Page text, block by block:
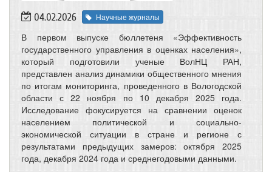
04.02.2026 Научные журналы
В первом выпуске бюллетеня «Эффективность
государственного управления в оценках населения»,
который подготовили ученые ВолНЦ РАН,
представлен анализ динамики общественного мнения
по итогам мониторинга, проведенного в Вологодской
области с 22 ноября по 10 декабря 2025 года.
Исследование фокусируется на сравнении оценок
населением политической и социально-
экономической ситуации в стране и регионе с
результатами предыдущих замеров: октября 2025
года, декабря 2024 года и среднегодовыми данными.